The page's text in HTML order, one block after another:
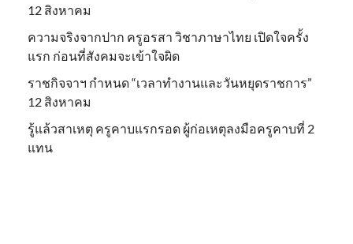
12 สิงหาคม
ความจริงจากปาก ครูอรสา วิชาภาษาไทย เปิดใจครั้ง
แรก ก่อนที่สังคมจะเข้าใจผิด
ราชกิจจาฯ กำหนด “เวลาทำงานและวันหยุดราชการ”
12 สิงหาคม
รู้แล้วสาเหตุ ครูคาบแรกรอด ผู้ก่อเหตุลงมือครูคาบที่ 2
แทน